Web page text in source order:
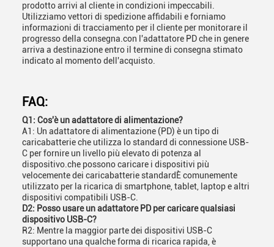
prodotto arrivi al cliente in condizioni impeccabili.
Utilizziamo vettori di spedizione affidabili e forniamo
informazioni di tracciamento per il cliente per monitorare il
progresso della consegna.con l'adattatore PD che in genere
arriva a destinazione entro il termine di consegna stimato
indicato al momento dell'acquisto.
FAQ:
Q1: Cos'è un adattatore di alimentazione?
A1: Un adattatore di alimentazione (PD) è un tipo di
caricabatterie che utilizza lo standard di connessione USB-
C per fornire un livello più elevato di potenza al
dispositivo.che possono caricare i dispositivi più
velocemente dei caricabatterie standardÈ comunemente
utilizzato per la ricarica di smartphone, tablet, laptop e altri
dispositivi compatibili USB-C.
D2: Posso usare un adattatore PD per caricare qualsiasi
dispositivo USB-C?
R2: Mentre la maggior parte dei dispositivi USB-C
supportano una qualche forma di ricarica rapida, è